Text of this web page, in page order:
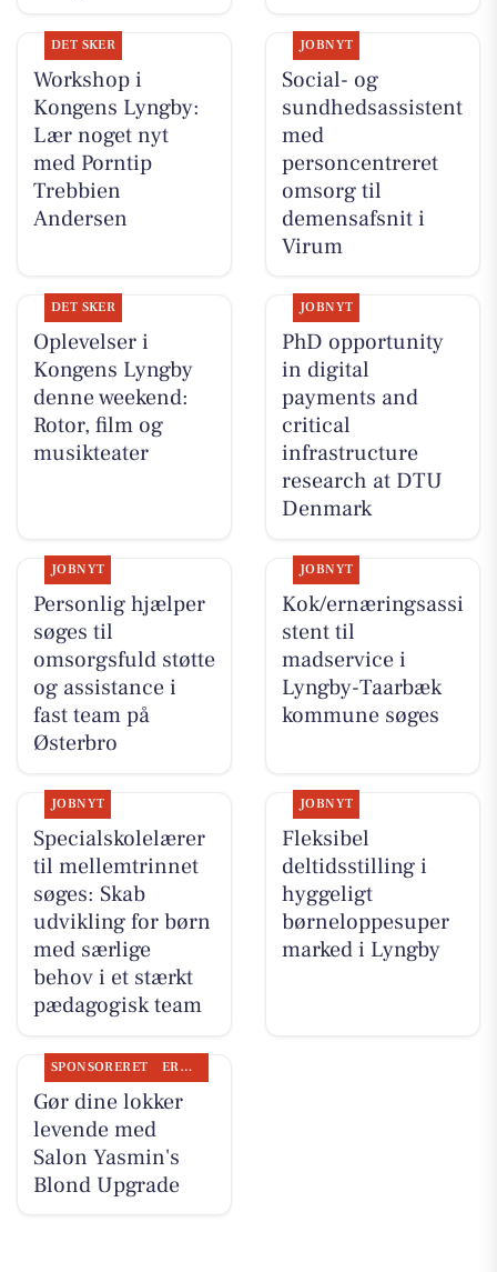
DET SKER
Workshop i
Kongens Lyngby:
Lær noget nyt
med Porntip
Trebbien
Andersen
JOBNYT
Social- og
sundhedsassistent
med
personcentreret
omsorg til
demensafsnit i
Virum
DET SKER
Oplevelser i
Kongens Lyngby
denne weekend:
Rotor, film og
musikteater
JOBNYT
PhD opportunity
in digital
payments and
critical
infrastructure
research at DTU
Denmark
JOBNYT
Personlig hjælper
søges til
omsorgsfuld støtte
og assistance i
fast team på
Østerbro
JOBNYT
Kok/ernæringsassi
stent til
madservice i
Lyngby-Taarbæk
kommune søges
JOBNYT
Specialskolelærer
til mellemtrinnet
søges: Skab
udvikling for børn
med særlige
behov i et stærkt
pædagogisk team
JOBNYT
Fleksibel
deltidsstilling i
hyggeligt
børneloppesuper
marked i Lyngby
SPONSORERET ERHVERV
Gør dine lokker
levende med
Salon Yasmin's
Blond Upgrade